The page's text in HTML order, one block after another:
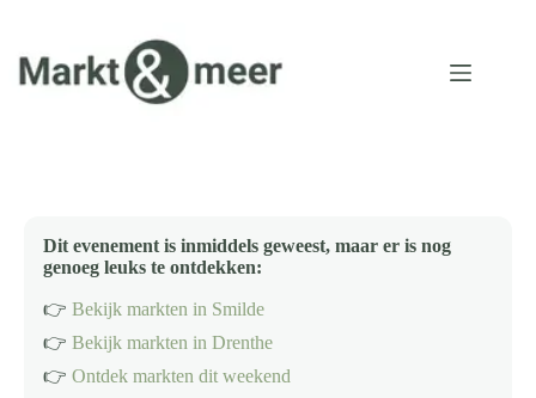
inhoud
Dit evenement is inmiddels geweest, maar er is nog
genoeg leuks te ontdekken:
👉 Bekijk markten in Smilde
👉 Bekijk markten in Drenthe
👉 Ontdek markten dit weekend